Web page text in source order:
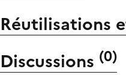
Réutilisations
Discussions (0)